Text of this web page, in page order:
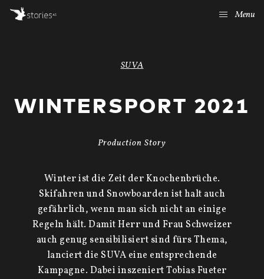
Menu
SUVA
WINTERSPORT 2021
Production Story
Winter ist die Zeit der Knochenbrüche.
Skifahren und Snowboarden ist halt auch
gefährlich, wenn man sich nicht an einige
Regeln hält. Damit Herr und Frau Schweizer
auch genug sensibilisiert sind fürs Thema,
lanciert die SUVA eine entsprechende
Kampagne. Dabei inszeniert Tobias Fueter